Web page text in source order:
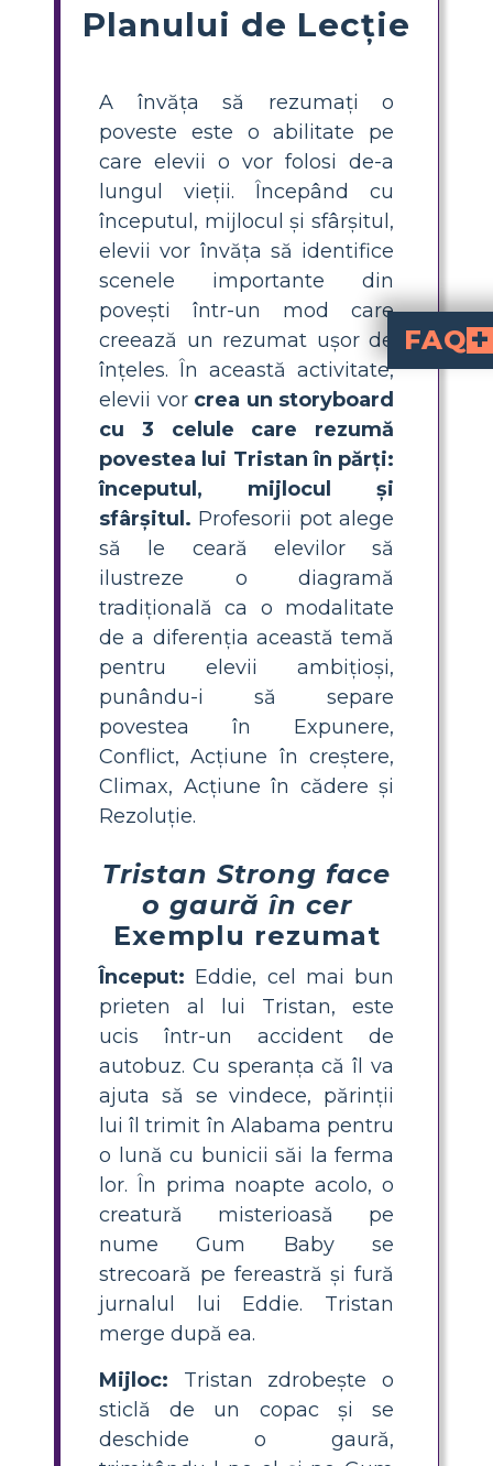
Planului de Lecție
A învăța să rezumați o
poveste este o abilitate pe
care elevii o vor folosi de-a
lungul vieții. Începând cu
începutul, mijlocul și sfârșitul,
elevii vor învăța să identifice
scenele importante din
povești într-un mod care
creează un rezumat ușor de
înțeles. În această activitate,
elevii vor crea un storyboard
cu 3 celule care rezumă
povestea lui Tristan în părți:
începutul, mijlocul și
sfârșitul. Profesorii pot alege
să le ceară elevilor să
ilustreze o diagramă
tradițională ca o modalitate
de a diferenția această temă
pentru elevii ambițioși,
punându-i să separe
povestea în Expunere,
Conflict, Acțiune în creștere,
Climax, Acțiune în cădere și
Rezoluție.
Tristan Strong face
o gaură în cer
Exemplu rezumat
Început: Eddie, cel mai bun
prieten al lui Tristan, este
ucis într-un accident de
autobuz. Cu speranța că îl va
ajuta să se vindece, părinții
lui îl trimit în Alabama pentru
o lună cu bunicii săi la ferma
lor. În prima noapte acolo, o
creatură misterioasă pe
nume Gum Baby se
strecoară pe fereastră și fură
jurnalul lui Eddie. Tristan
merge după ea.
Mijloc: Tristan zdrobește o
sticlă de un copac și se
deschide o gaură,
FAQ